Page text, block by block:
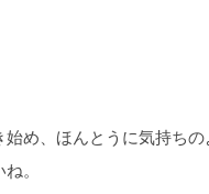
め、ほんとうに気持ちの
。